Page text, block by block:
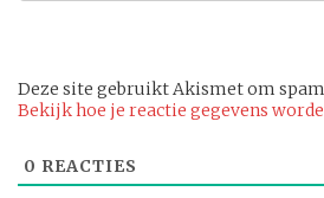
Deze site gebruikt Akismet om
Bekijk hoe je reactie gegevens
0 REACTIES